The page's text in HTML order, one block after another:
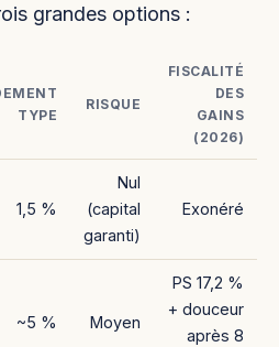
grandes options :
TYPE
RISQUE
FISCALITÉ
DES
GAINS
(2026)
1,5 %
Nul
(capital
garanti)
Exonéré
~5 % Moyen
PS 17,2 %
+ douceur
après 8